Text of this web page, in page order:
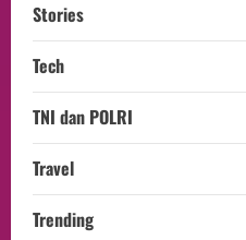
Stories
Tech
TNI dan POLRI
Travel
Trending